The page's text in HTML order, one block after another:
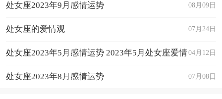
08月09日
处女座2023年9月感情运势
07月24日
处女座的爱情观
04月12日
处女座2023年5月感情运势 2023年5月处女座爱情
运程详解 07月08日
处女座2023年8月感情运势